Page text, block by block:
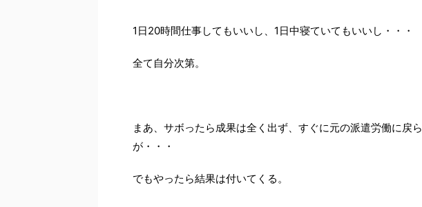
1日20時間仕事してもいいし、1日中寝ていてもいいし・・・
全て自分次第。
まあ、サボったら成果は全く出ず、すぐに元の派遣労働に戻
が・・・
でもやったら結果は付いてくる。